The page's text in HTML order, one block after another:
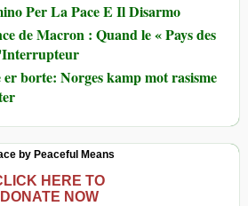
Per La Pace E Il Disarmo
de Macron : Quand le « Pays des
borte: Norges kamp mot rasisme
by Peaceful Means
HERE TO
DONATE NOW